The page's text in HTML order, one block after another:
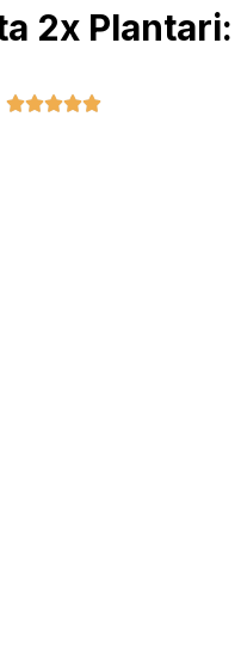
2x Plantari:
